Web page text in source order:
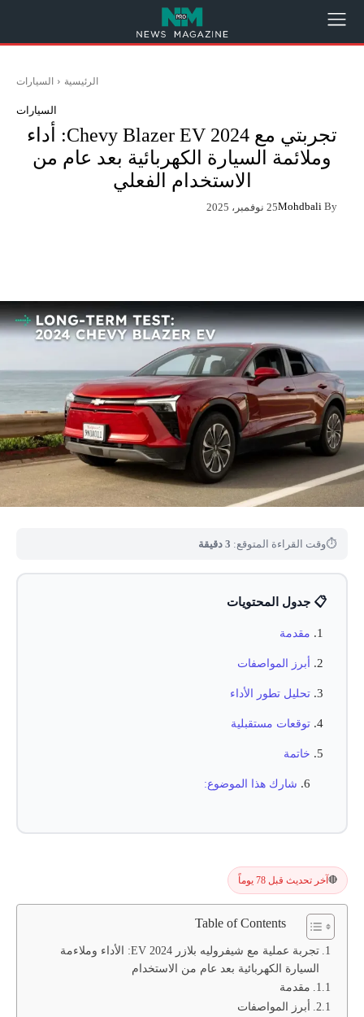
الرئيسية السيارات
السيارات
تجربتي مع 2024 Chevy Blazer EV: أداء
وملائمة السيارة الكهربائية بعد عام من
الاستخدام الفعلي
By
Mohdbali25 نوفمبر، 2025
⏱وقت القراءة المتوقع: 3 دقيقة
📋 جدول المحتويات
مقدمة
أبرز المواصفات
تحليل تطور الأداء
توقعات مستقبلية
خاتمة
شارك هذا الموضوع:
🔴آخر تحديث قبل 78 يوماً
Table of Contents
تجربة عملية مع شيفروليه بلازر EV 2024: الأداء وملاءمة
السيارة الكهربائية بعد عام من الاستخدام
مقدمة
أبرز المواصفات